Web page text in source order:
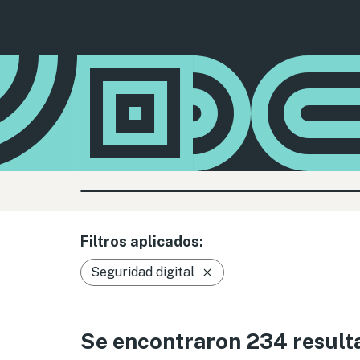
Filtros aplicados:
Seguridad digital
Se encontraron 234